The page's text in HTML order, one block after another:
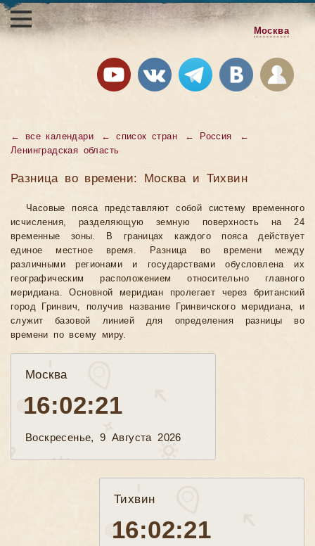
Москва
← все календари ←список стран ← Россия
←
Ленинградская область
Разница во времени: Москва и Тихвин
Часовые пояса представляют собой систему временного
исчисления, разделяющую земную поверхность на 24
временные зоны. В границах каждого пояса действует
единое местное время. Разница во времени между
различными регионами и государствами обусловлена их
географическим расположением относительно главного
меридиана. Основной меридиан пролегает через британский
город Гринвич, получив название Гринвичского меридиана, и
служит базовой линией для определения разницы во
времени по всему миру.
Москва
16:02:23
Воскресенье, 9 Августа 2026
Тихвин
16:02:23